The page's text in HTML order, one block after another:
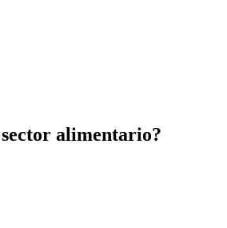
sector alimentario?